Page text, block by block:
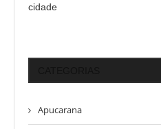
cidade
Apucarana